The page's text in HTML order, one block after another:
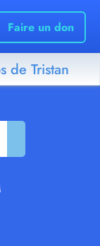
Faire un don
de Tristan